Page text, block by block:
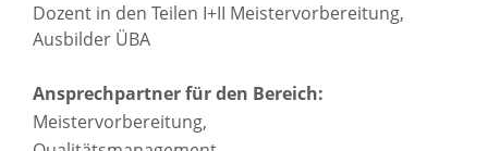
Dozent in den Teilen I+II Meistervorbereitung,
Ausbilder ÜBA
Ansprechpartner für den Bereich:
Meistervorbereitung,